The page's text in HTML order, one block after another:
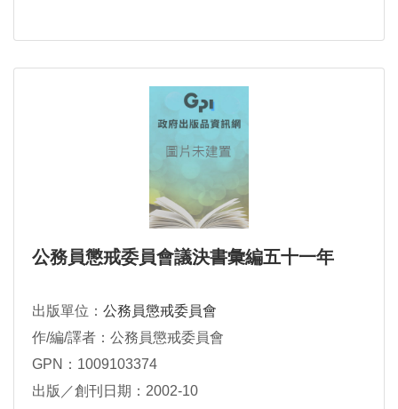
公務員懲戒委員會議決書彙編五十一年
出版單位： 公務員懲戒委員會
作/編/譯者：公務員懲戒委員會
GPN：1009103374
出版／創刊日期：2002-10